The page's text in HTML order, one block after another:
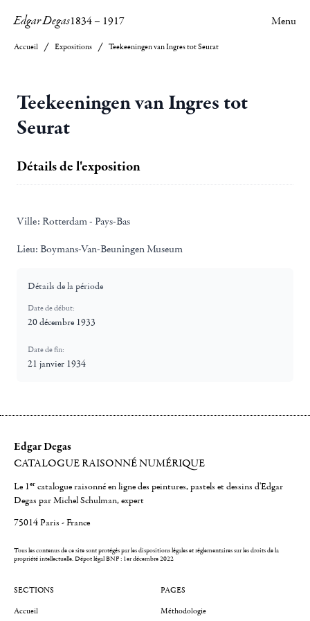
Edgar Degas1834– 1917 Menu
Accueil Expositions Teekeeningen van Ingres tot Seurat
Teekeeningen van Ingres tot
Seurat
Détails de l'exposition
Ville: Rotterdam - Pays-Bas
Lieu: Boymans-Van-Beuningen Museum
Détails de la période
Date de début:
20 décembre 1933
Date de fin:
21 janvier 1934
Edgar Degas
CATALOGUE RAISONNÉ NUMÉRIQUE
Le 1er catalogue raisonné en ligne des peintures, pastels et dessins d'Edgar
Degas par Michel Schulman, expert
75014 Paris - France
Tous les contenus de ce site sont protégés par les dispositions légales et réglementaires sur les droits de la
propriété intellectuelle.Dépot légal BNF : 1er décembre 2022
SECTIONS
Accueil
PAGES
Méthodologie